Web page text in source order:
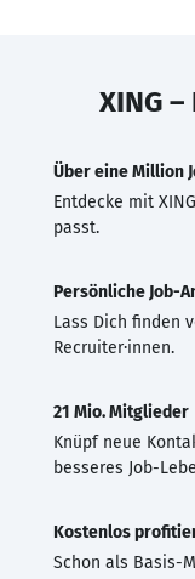
XING
Über eine Million
Entdecke mit
passt.
Persönliche Job-
Lass Dich finden
Recruiter·innen.
21 Mio. Mitglieder
Knüpf neue
besseres Job-
Kostenlos
Schon als Basis-